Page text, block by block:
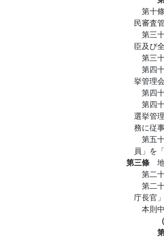
第十
民審査
第三
臣及び
第三
第四
挙管理
第四
第四
選挙管
務に従
第五
員」を
第三條
第二
第二
庁長官
本則